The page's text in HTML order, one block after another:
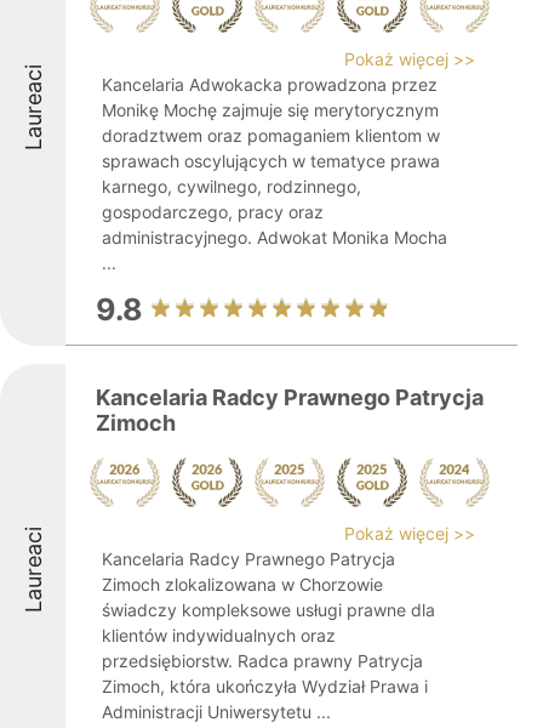
Laureaci
Pokaż więcej >>
Kancelaria Adwokacka prowadzona przez
Monikę Mochę zajmuje się merytorycznym
doradztwem oraz pomaganiem klientom w
sprawach oscylujących w tematyce prawa
karnego, cywilnego, rodzinnego,
gospodarczego, pracy oraz
administracyjnego. Adwokat Monika Mocha
...
9.8
Laureaci
Kancelaria Radcy Prawnego Patrycja
Zimoch
Pokaż więcej >>
Kancelaria Radcy Prawnego Patrycja
Zimoch zlokalizowana w Chorzowie
świadczy kompleksowe usługi prawne dla
klientów indywidualnych oraz
przedsiębiorstw. Radca prawny Patrycja
Zimoch, która ukończyła Wydział Prawa i
Administracji Uniwersytetu ...